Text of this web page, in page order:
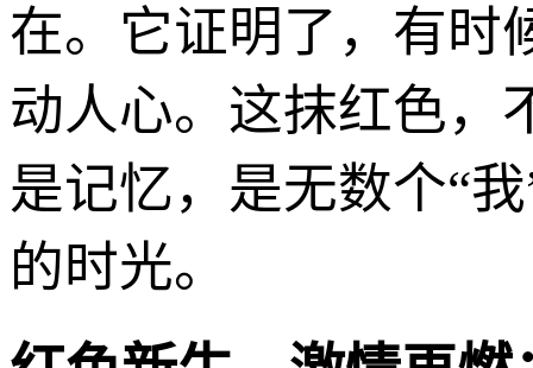
在。它证明了，有时
动人心。这抹红色，
是记忆，是无数个“
的时光。